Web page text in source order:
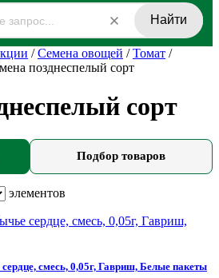
Найти
/Семена овощей /Томат /
позднеспелый сорт
сорт
Подбор товаров
элементов
смесь, 0,05г, Гавриш, Белые пакеты